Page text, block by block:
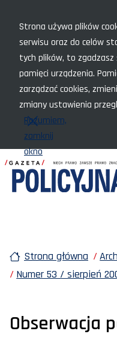
Strona używa plików
serwisu oraz do celów
tych plików, to zgadzasz
pamięci urządzenia.
zarządzać cookies,
zmiany ustawienia
Rozumiem,
zamknij
okno
Strona główna
Numer 53 / sierpień
Obserwacja